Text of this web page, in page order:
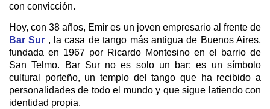
con convicción.
Hoy, con 38 años, Emir es un joven empresario al frente de
Bar Sur , la casa de tango más antigua de Buenos Aires,
fundada en 1967 por Ricardo Montesino en el barrio de
San Telmo. Bar Sur no es solo un bar: es un símbolo
cultural porteño, un templo del tango que ha recibido a
personalidades de todo el mundo y que sigue latiendo con
identidad propia.